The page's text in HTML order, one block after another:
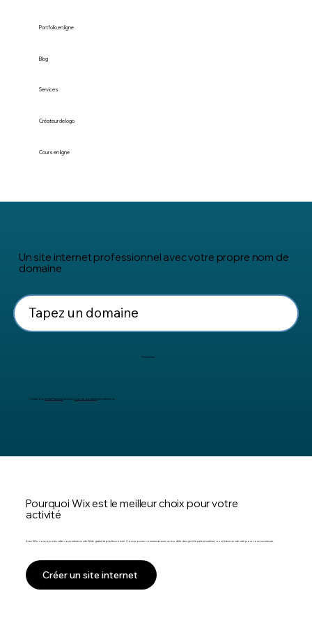
Portfolio en ligne
Blog
Services
Créateur de logo
Cours en ligne
Un site internet professionnel avec votre propre nom de
domaine
Rechercher
L'achat d'unforfait Premium inclut unnom de domaine pendant un an.
Pourquoi Wix est le meilleur choix pour votre
activité
Avec Wix, vous pouvez créer vous-même un site Web gratuit et professionnel. Vous pouvez commencer avec un modèle design et le personnaliser, ou obtenir un site créé pour vous sur-mesure.
Créer un site internet